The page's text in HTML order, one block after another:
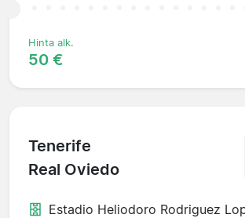
Hinta alk.
50 €
Tenerife
Real Oviedo
Estadio Heliodoro Rodriguez